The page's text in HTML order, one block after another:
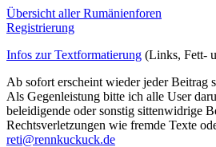
Übersicht aller Rumänienforen
Registrierung
Infos zur Textformatierung (Links, Fett-
Ab sofort erscheint wieder jeder Beitrag
Als Gegenleistung bitte ich alle User
beleidigende oder sonstig sittenwidrige
Rechtsverletzungen wie fremde Texte
reti@rennkuckuck.de